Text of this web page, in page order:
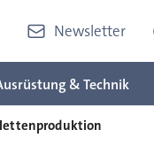
Newsletter
& Technik